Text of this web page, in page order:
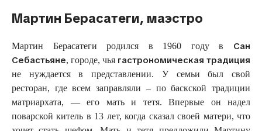
Мартин Берасатеги, маэстро
Мартин Берасатеги родился в 1960 году в Сан
Себастьяне, городе, чья гастрономическая традиция
не нуждается в представлении. У семьи был свой
ресторан, где всем заправляли – по баскской традиции
матриархата, — его мать и тетя. Впервые он надел
поварской китель в 13 лет, когда сказал своей матери, что